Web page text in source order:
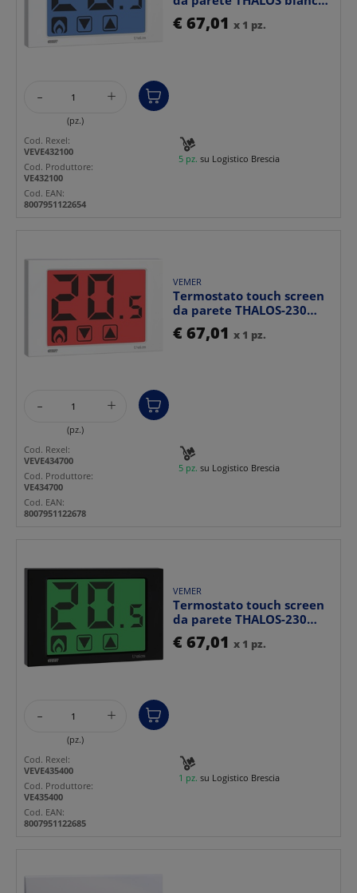
batteria con bloc...
€ 67,01 x 1 pz.
- +
(pz.)
5 pz. su Logistico Brescia
Cod. Rexel:
VEVE432100
Cod. Produttore:
VE432100
Cod. EAN:
8007951122654
VEMER
Termostato touch screen
da parete THALOS-230
bianco con blocco ta...
€ 67,01 x 1 pz.
- +
(pz.)
5 pz. su Logistico Brescia
Cod. Rexel:
VEVE434700
Cod. Produttore:
VE434700
Cod. EAN:
8007951122678
VEMER
Termostato touch screen
da parete THALOS-230
nero con blocco tast...
€ 67,01 x 1 pz.
- +
(pz.)
1 pz. su Logistico Brescia
Cod. Rexel:
VEVE435400
Cod. Produttore:
VE435400
Cod. EAN:
8007951122685